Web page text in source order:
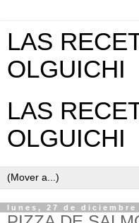
LAS
OLGUICHI
LAS
OLGUICHI
lunes, 27 de diciembre